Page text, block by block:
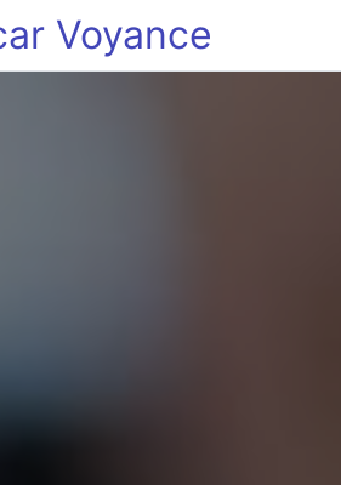
Voyance